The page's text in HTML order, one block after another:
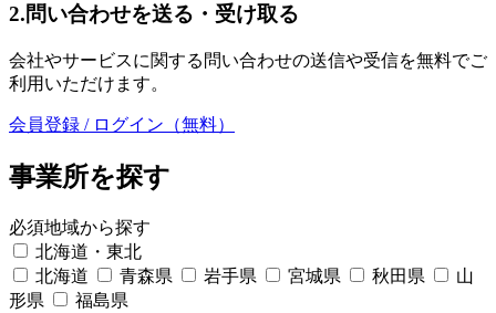
2.問い合わせを送る・受け取る
会社やサービスに関する問い合わせの送信や受信を無料でご
利用いただけます。
会員登録 / ログイン（無料）
事業所を探す
必須地域から探す
北海道・東北
北海道
青森県 岩手県 宮城県 秋田県
山
形県
福島県